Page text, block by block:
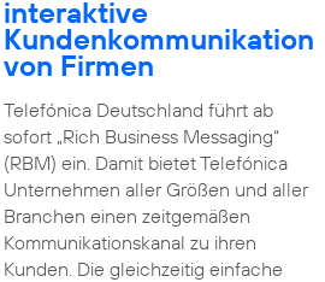
interaktive
Kundenkommunikation
von Firmen
Telefónica Deutschland führt ab
sofort „Rich Business Messaging“
(RBM) ein. Damit bietet Telefónica
Unternehmen aller Größen und aller
Branchen einen zeitgemäßen
Kommunikationskanal zu ihren
Kunden. Die gleichzeitig einfache